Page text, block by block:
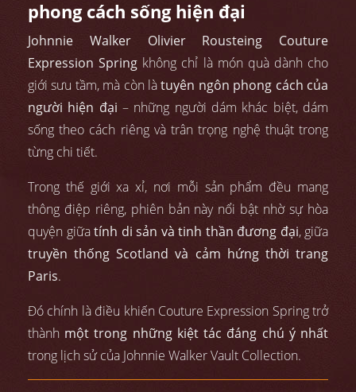
phong cách sống hiện đại
Johnnie Walker Olivier Rousteing Couture
Expression Spring không chỉ là món quà dành cho
giới sưu tầm, mà còn làtuyên ngôn phong cách của
người hiện đại – những người dám khác biệt, dám
sống theo cách riêng và trân trọng nghệ thuật trong
từng chi tiết.
Trong thế giới xa xỉ, nơi mỗi sản phẩm đều mang
thông điệp riêng, phiên bản này nổi bật nhờ sự hòa
quyện giữatính di sản và tinh thần đương đại, giữa
truyền thống Scotland và cảm hứng thời trang
Paris.
Đó chính là điều khiến Couture Expression Spring trở
thành một trong những kiệt tác đáng chú ý nhất
trong lịch sử của Johnnie Walker Vault Collection.